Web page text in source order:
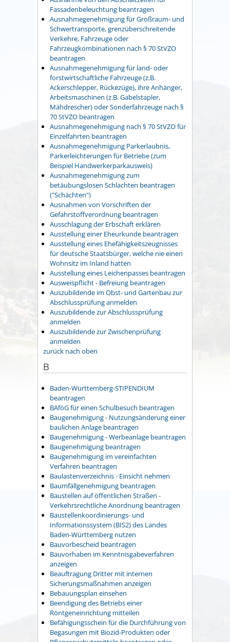
Fassadenbeleuchtung beantragen
Ausnahmegenehmigung für Großraum- und
Schwertransporte, grenzüberschreitende
Verkehre, Fahrzeuge oder
Fahrzeugkombinationen nach § 70 StVZO
beantragen
Ausnahmegenehmigung für land- oder
forstwirtschaftliche Fahrzeuge (z.B.
Ackerschlepper, Rückezüge), ihre Anhänger,
Arbeitsmaschinen (z.B. Gabelstapler,
Mähdrescher) oder Sonderfahrzeuge nach §
70 StVZO beantragen
Ausnahmegenehmigung nach § 70 StVZO für
Einzelfahrten beantragen
Ausnahmegenehmigung Parkerlaubnis,
Parkerleichterungen für Betriebe (zum
Beispiel Handwerkerparkausweis)
Ausnahmegenehmigung zum
betäubungslosen Schlachten beantragen
("Schächten")
Ausnahmen von Vorschriften der
Gefahrstoffverordnung beantragen
Ausschlagung der Erbschaft erklären
Ausstellung einer Eheurkunde beantragen
Ausstellung eines Ehefähigkeitszeugnisses
für deutsche Staatsbürger, welche nie einen
Wohnsitz im Inland hatten
Ausstellung eines Leichenpasses beantragen
Ausweispflicht - Befreiung beantragen
Auszubildende im Obst- und Gartenbau zur
Abschlussprüfung anmelden
Auszubildende zur Abschlussprüfung
anmelden
Auszubildende zur Zwischenprüfung
anmelden
zurück nach oben
B
Baden-Württemberg-STIPENDIUM
beantragen
BAföG für einen Schulbesuch beantragen
Baugenehmigung - Nutzungsänderung einer
baulichen Anlage beantragen
Baugenehmigung - Werbeanlage beantragen
Baugenehmigung beantragen
Baugenehmigung im vereinfachten
Verfahren beantragen
Baulastenverzeichnis - Einsicht nehmen
Baumfällgenehmigung beantragen
Baustellen auf öffentlichen Straßen -
Verkehrsrechtliche Anordnung beantragen
Baustellenkoordinierungs- und
Informationssystem (BIS2) des Landes
Baden-Württemberg nutzen
Bauvorbescheid beantragen
Bauvorhaben im Kenntnisgabeverfahren
anzeigen
Beauftragung Dritter mit internen
Sicherungsmaßnahmen anzeigen
Bebauungsplan einsehen
Beendigung des Betriebs einer
Röntgeneinrichtung mitteilen
Befähigungsschein für die Durchführung von
Begasungen mit Biozid-Produkten oder